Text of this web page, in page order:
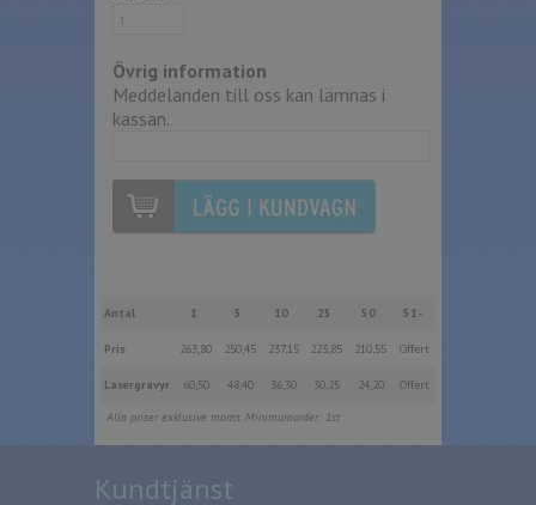
Övrig information
Meddelanden till oss kan lämnas i
kassan.
Antal 1 5 10 25 50 51-
Pris 263,80 250,45 237,15 223,85 210,55 Offert
Lasergravyr 60,50 48,40 36,30 30,25 24,20 Offert
Alla priser exklusive moms. Minimumorder: 1st
Kundtjänst